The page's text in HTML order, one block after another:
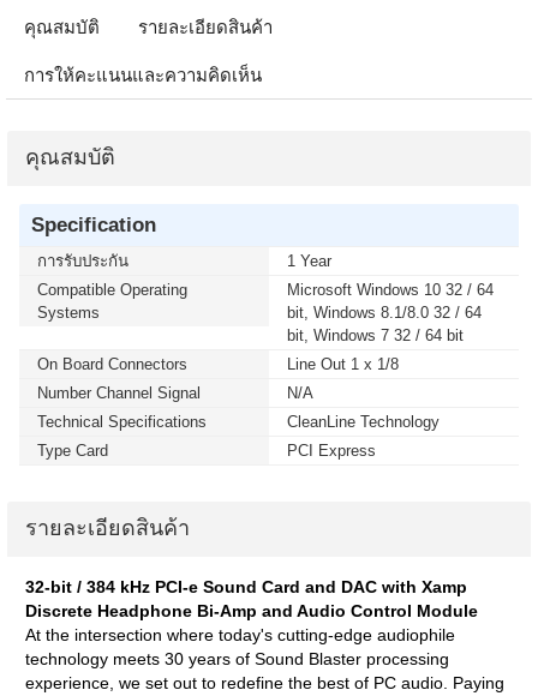
คุณสมบัติ รายละเอียดสินค้า
การให้คะแนนและความคิดเห็น
คุณสมบัติ
Specification
การรับประกัน
1 Year
Compatible Operating
Systems
Microsoft Windows 10 32 / 64
bit, Windows 8.1/8.0 32 / 64
bit, Windows 7 32 / 64 bit
On Board Connectors
Line Out 1 x 1/8
Number Channel Signal
N/A
Technical Specifications
CleanLine Technology
Type Card
PCI Express
รายละเอียดสินค้า
32-bit / 384 kHz PCI-e Sound Card and DAC with Xamp
Discrete Headphone Bi-Amp and Audio Control Module
At the intersection where today's cutting-edge audiophile
technology meets 30 years of Sound Blaster processing
experience, we set out to redefine the best of PC audio. Paying